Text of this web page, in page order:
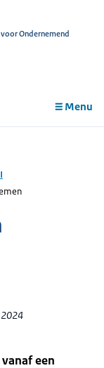
Ondernemend
Menu
2024
een